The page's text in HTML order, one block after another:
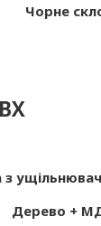
Чорне
з
Дерево +